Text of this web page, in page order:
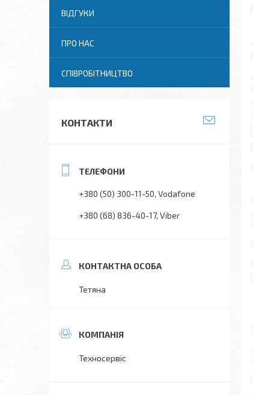
ВІДГУКИ
ПРО НАС
СПІВРОБІТНИЦТВО
КОНТАКТИ
+380 (50) 300-11-50 Vodafone
+380 (68) 836-40-17 Viber
Тетяна
Техносервіс